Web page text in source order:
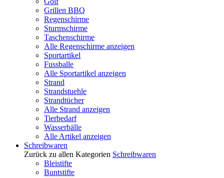
Grillen BBQ
Regenschirme
Sturmschirme
Taschenschirme
Alle Regenschirme anzeigen
Sportartikel
Fussballe
Alle Sportartikel anzeigen
Strand
Strandstuehle
Strandtücher
Alle Strand anzeigen
Tierbedarf
Wasserbälle
Alle Artikel anzeigen
Schreibwaren
Zurück zu allen Kategorien Schreibwaren
Bleistifte
Buntstifte